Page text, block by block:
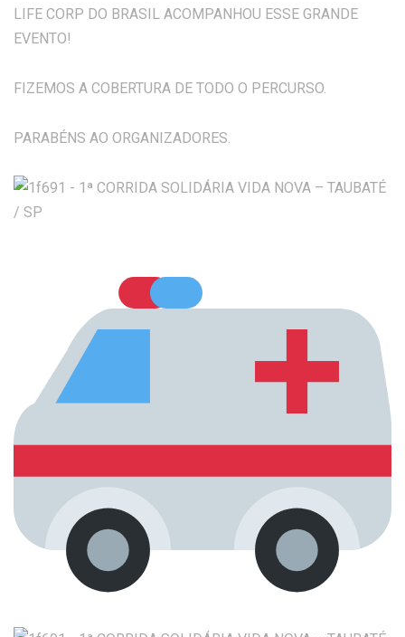
LIFE CORP DO BRASIL ACOMPANHOU ESSE GRANDE
EVENTO!
FIZEMOS A COBERTURA DE TODO O PERCURSO.
PARABÉNS AO ORGANIZADORES.